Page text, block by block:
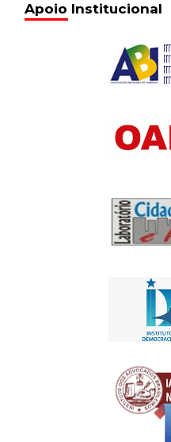
Apoio Institucional